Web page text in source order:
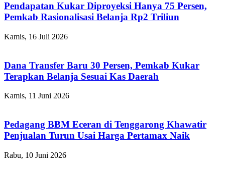
Pendapatan Kukar Diproyeksi Hanya 75 Persen,
Pemkab Rasionalisasi Belanja Rp2 Triliun
Kamis, 16 Juli 2026
Dana Transfer Baru 30 Persen, Pemkab Kukar
Terapkan Belanja Sesuai Kas Daerah
Kamis, 11 Juni 2026
Pedagang BBM Eceran di Tenggarong Khawatir
Penjualan Turun Usai Harga Pertamax Naik
Rabu, 10 Juni 2026